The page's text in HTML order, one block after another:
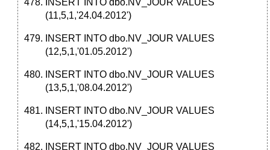
INSERT INTO dbo.NV_JOUR VALUES
(11,5,1,'24.04.2012')
INSERT INTO dbo.NV_JOUR VALUES
(12,5,1,'01.05.2012')
INSERT INTO dbo.NV_JOUR VALUES
(13,5,1,'08.04.2012')
INSERT INTO dbo.NV_JOUR VALUES
(14,5,1,'15.04.2012')
INSERT INTO dbo.NV_JOUR VALUES